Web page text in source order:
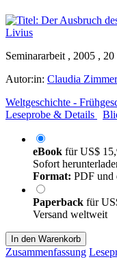
Seminararbeit , 2005 ,
Autor:in: Claudia
Weltgeschichte -
Leseprobe & Details
eBook fürUS$
Sofort
Format: PDF und
Paperback für
Versand weltweit
In den Warenkorb
Zusammenfassung